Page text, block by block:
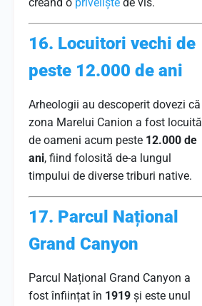
16. Locuitori vechi de
peste 12.000 de ani
Arheologii au descoperit dovezi că
zona Marelui Canion a fost locuită
de oameni acum peste 12.000 de
ani, fiind folosită de-a lungul
timpului de diverse triburi native.
17. Parcul Național
Grand Canyon
Parcul Național Grand Canyon a
fost înființat în 1919 și este unul